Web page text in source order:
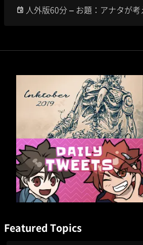
人外版60分 – お題：アナタが
Featured Topics